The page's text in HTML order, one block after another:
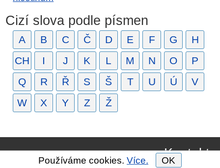
Cizí slova podle písmen
A B C Č D E F G
H
CH
I J K L M N O
P
Q
R Ř S Š T U Ú
V
W
X Y Z Ž
Kontakt
Používáme cookies. Více. OK